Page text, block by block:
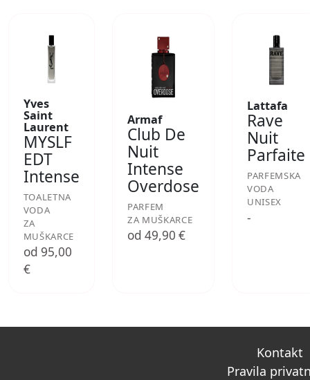
Yves
Saint
Laurent
MYSLF
EDT
Intense
TOALETNA
VODA
ZA
MUŠKARCE
od 95,00
€
Armaf
Club De
Nuit
Intense
Overdose
PARFEM
ZA MUŠKARCE
od 49,90 €
Lattafa
Rave
Nuit
Parfaite
PARFEMSKA
VODA
UNISEX
-
Kontakt
Pravila